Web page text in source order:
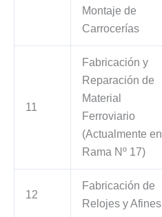
Montaje de
Carrocerías
11
Fabricación y
Reparación de
Material
Ferroviario
(Actualmente en
Rama Nº 17)
12
Fabricación de
Relojes y Afines